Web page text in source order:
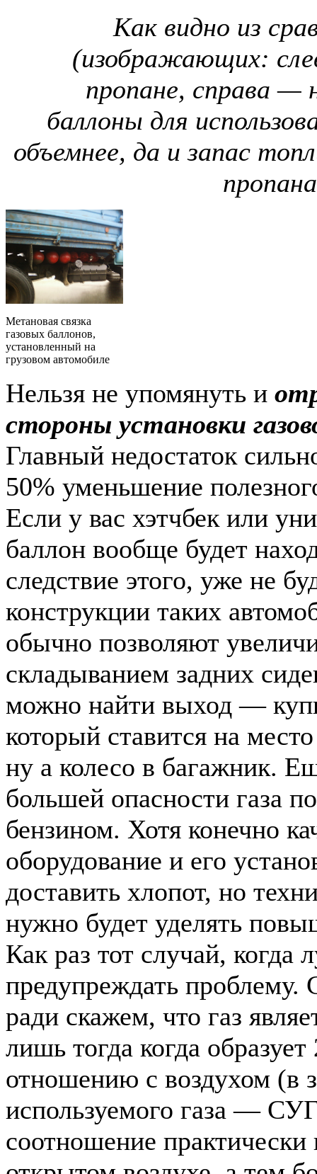
Как видно из
(изображающих:
пропане, справа —
баллоны для
объемнее, да и запас
Метановая связка
газовых баллонов,
установленный на
грузовом автомобиле
Нельзя не упомянуть и
стороны установки
Главный недостаток
50% уменьшение
Если у вас хэтчбек или
баллон вообще будет
следствие этого, уже не
конструкции таких
обычно позволяют
складыванием задних
можно найти выход —
который ставится на
ну а колесо в багажник.
большей опасности газа
бензином. Хотя конечно
оборудование и его
доставить хлопот, но
нужно будет уделять
Как раз тот случай, когда
предупреждать проблему.
ради скажем, что газ
лишь тогда когда
отношению с воздухом (в
используемого газа —
соотношение